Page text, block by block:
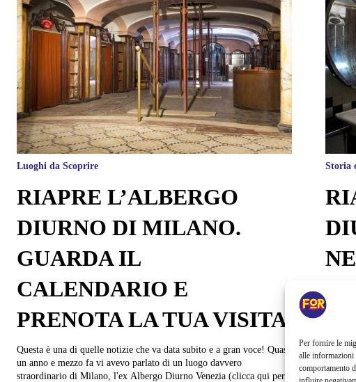
Per fornire le
alle informazioni
comportamento
Luoghi da Scoprire
RIAPRE L’ALBERGO
DIURNO DI MILANO.
GUARDA IL
CALENDARIO E
PRENOTA LA TUA VISITA
Questa è una di quelle notizie che va data subito e a gran voce! Quasi
un anno e mezzo fa vi avevo parlato di un luogo davvero
straordinario di Milano, l'ex Albergo Diurno Venezia (clicca qui per
Storia
di
andare
Oberdan. Si tratta degli storici bagni pubblici di